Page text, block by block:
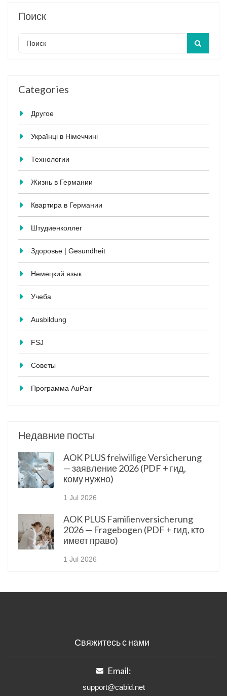
Поиск
Categories
Другое
Українці в Німеччині
Технологии
Жизнь в Германии
Квартира в Германии
Штудиенколлег
Здоровье | Gesundheit
Немецкий язык
Учеба
Ausbildung
FSJ
Советы
Программа AuPair
Недавние посты
AOK PLUS freiwillige Versicherung
— заявление 2026 (PDF + гид,
кому нужно)
1 Jul 2026
AOK PLUS Familienversicherung
2026 — Fragebogen (PDF + гид, кто
имеет право)
1 Jul 2026
Свяжитесь с нами
Email:
support@cabid.net